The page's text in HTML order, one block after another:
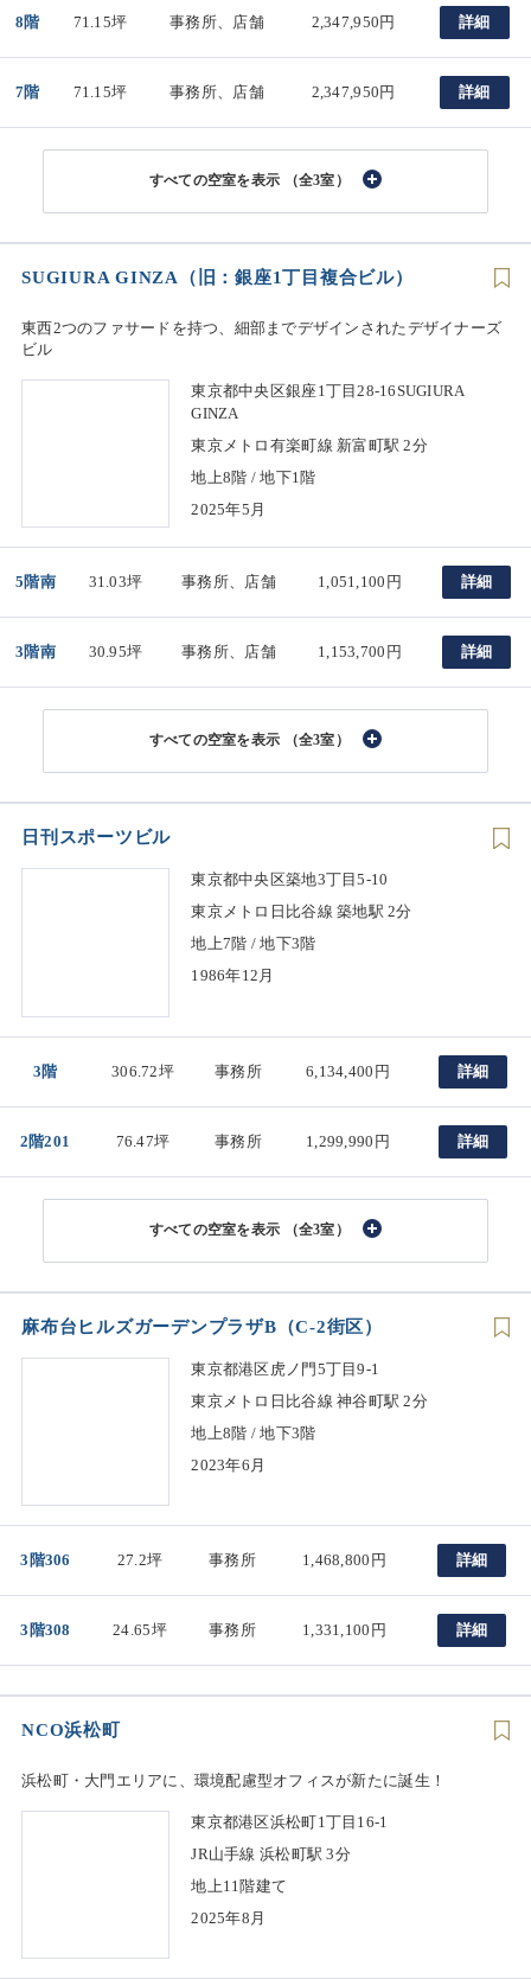
8階 71.15坪 事務所、店舗 2,347,950円 詳細
7階 71.15坪 事務所、店舗 2,347,950円 詳細
（全3室）
SUGIURA GINZA（旧：銀座1丁目複合ビル）
東西2つのファサードを持つ、細部までデザインされたデザイナーズ
ビル
東京都中央区銀座1丁目28-16SUGIURA
GINZA
東京メトロ有楽町線 新富町駅 2分
地上8階 / 地下1階
2025年5月
5階南 31.03坪 事務所、店舗 1,051,100円 詳細
3階南 30.95坪 事務所、店舗 1,153,700円 詳細
（全3室）
日刊スポーツビル
東京都中央区築地3丁目5-10
東京メトロ日比谷線 築地駅 2分
地上7階 / 地下3階
1986年12月
3階 306.72坪 事務所 6,134,400円 詳細
2階201 76.47坪 事務所 1,299,990円 詳細
（全3室）
麻布台ヒルズガーデンプラザB（C-2街区）
東京都港区虎ノ門5丁目9-1
東京メトロ日比谷線 神谷町駅 2分
地上8階 / 地下3階
2023年6月
3階306 27.2坪 事務所 1,468,800円 詳細
3階308 24.65坪 事務所 1,331,100円 詳細
NCO浜松町
浜松町・大門エリアに、環境配慮型オフィスが新たに誕生！
東京都港区浜松町1丁目16-1
JR山手線 浜松町駅 3分
地上11階建て
2025年8月